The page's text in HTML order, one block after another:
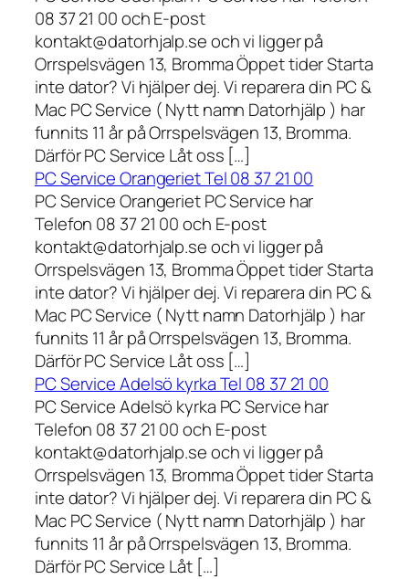
08 37 21 00 och E-post
kontakt@datorhjalp.se och vi ligger på
Orrspelsvägen 13, Bromma Öppet tider Starta
inte dator? Vi hjälper dej. Vi reparera din PC &
Mac PC Service ( Nytt namn Datorhjälp ) har
funnits 11 år på Orrspelsvägen 13, Bromma.
Därför PC Service Låt oss […]
PC Service Orangeriet Tel 08 37 21 00
PC Service Orangeriet PC Service har
Telefon 08 37 21 00 och E-post
kontakt@datorhjalp.se och vi ligger på
Orrspelsvägen 13, Bromma Öppet tider Starta
inte dator? Vi hjälper dej. Vi reparera din PC &
Mac PC Service ( Nytt namn Datorhjälp ) har
funnits 11 år på Orrspelsvägen 13, Bromma.
Därför PC Service Låt oss […]
PC Service Adelsö kyrka Tel 08 37 21 00
PC Service Adelsö kyrka PC Service har
Telefon 08 37 21 00 och E-post
kontakt@datorhjalp.se och vi ligger på
Orrspelsvägen 13, Bromma Öppet tider Starta
inte dator? Vi hjälper dej. Vi reparera din PC &
Mac PC Service ( Nytt namn Datorhjälp ) har
funnits 11 år på Orrspelsvägen 13, Bromma.
Därför PC Service Låt […]